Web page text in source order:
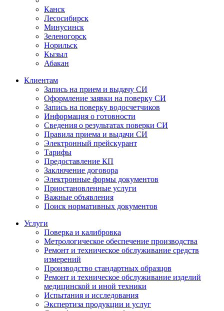
Канск
Лесосибирск
Минусинск
Зеленогорск
Норильск
Кызыл
Абакан
Клиентам
Запись на прием и выдачу СИ
Оформление заявки на поверку СИ
Запись на поверку водосчетчиков
Информация о готовности
Сведения о результатах поверки СИ
Правила приема и выдачи СИ
Электронный прейскурант
Тарифы
Предоставление КП
Заключение договора
Электронные формы документов
Приостановленные услуги
Важные объявления
Поиск нормативных документов
Услуги
Поверка и калибровка
Метрологическое обеспечение производства
Ремонт и техническое обслуживание средств
измерений
Производство стандартных образцов
Ремонт и техническое обслуживание изделий
медицинской и иной техники
Испытания и исследования
Экспертиза продукции и услуг